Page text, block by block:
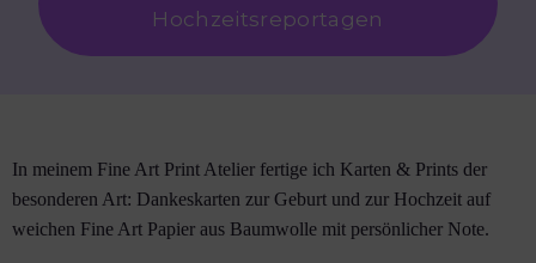
Hochzeitsreportagen
In meinem Fine Art Print Atelier fertige ich Karten & Prints der
besonderen Art: Dankeskarten zur Geburt und zur Hochzeit auf
weichen Fine Art Papier aus Baumwolle mit persönlicher Note.